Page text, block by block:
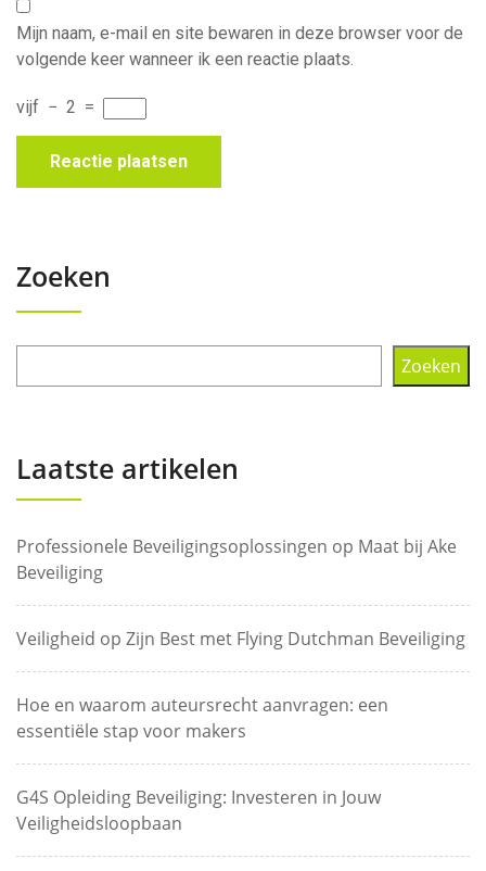
Mijn naam, e-mail en site bewaren in deze browser voor de
volgende keer wanneer ik een reactie plaats.
vijf − 2 =
Zoeken
Zoeken
Laatste artikelen
Professionele Beveiligingsoplossingen op Maat bij Ake
Beveiliging
Veiligheid op Zijn Best met Flying Dutchman Beveiliging
Hoe en waarom auteursrecht aanvragen: een
essentiële stap voor makers
G4S Opleiding Beveiliging: Investeren in Jouw
Veiligheidsloopbaan